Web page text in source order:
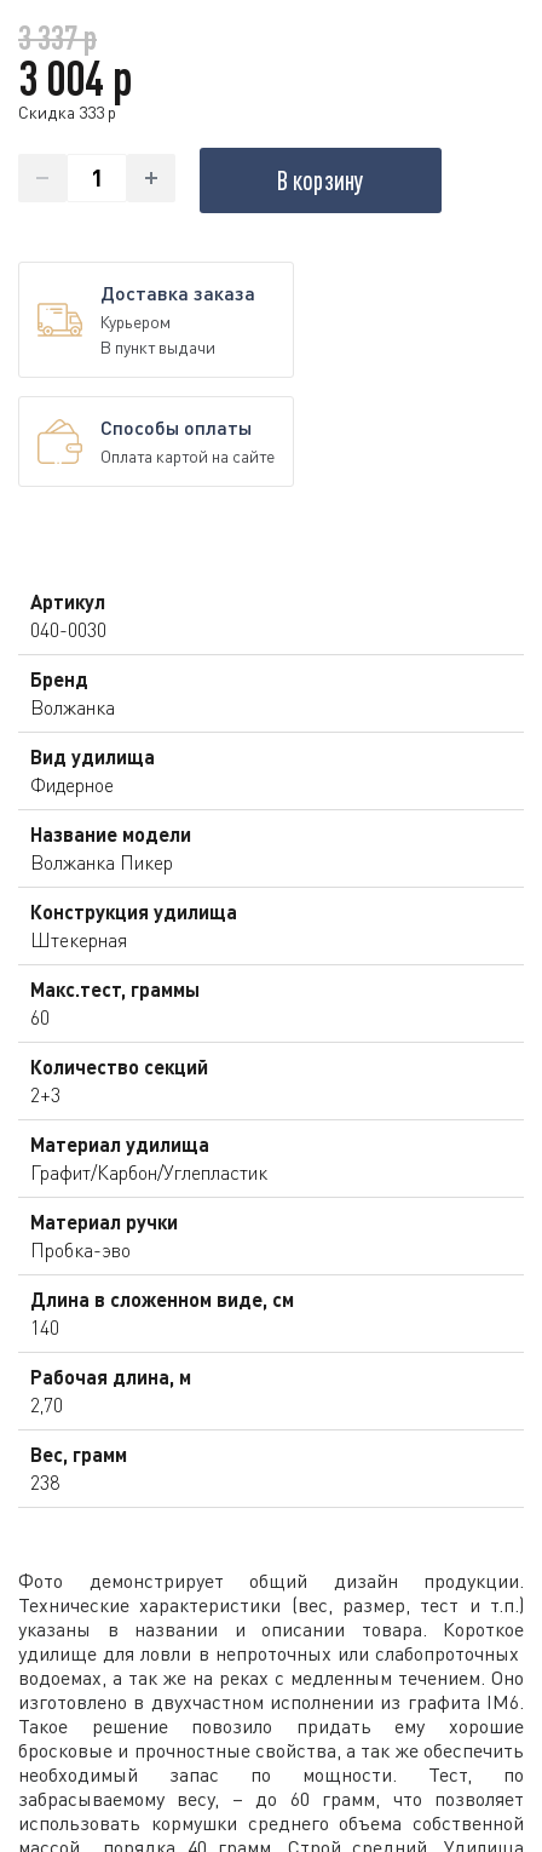
3 337 р
3 004 р
Скидка 333 р
В корзину
Доставка заказа
Курьером
В пункт выдачи
Способы оплаты
Оплата картой на сайте
Артикул
040-0030
Бренд
Волжанка
Вид удилища
Фидерное
Название модели
Волжанка Пикер
Конструкция удилища
Штекерная
Макс.тест, граммы
60
Количество секций
2+3
Материал удилища
Графит/Карбон/Углепластик
Материал ручки
Пробка-эво
Длина в сложенном виде, см
140
Рабочая длина, м
2,70
Вес, грамм
238
Фото демонстрирует общий дизайн продукции.
Технические характеристики (вес, размер, тест и т.п.)
указаны в названии и описании товара. Короткое
удилище для ловли в непроточных или слабопроточных
водоемах, а так же на реках с медленным течением. Оно
изготовлено в двухчастном исполнении из графита IM6.
Такое решение повозило придать ему хорошие
бросковые и прочностные свойства, а так же обеспечить
необходимый запас по мощности. Тест, по
забрасываемому весу, – до 60 грамм, что позволяет
использовать кормушки среднего объема собственной
массой порядка 40 грамм. Строй средний. Удилища